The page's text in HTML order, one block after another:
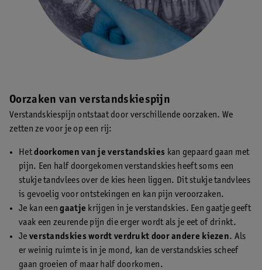
Oorzaken van verstandskiespijn
Verstandskiespijn ontstaat door verschillende oorzaken. We
zetten ze voor je op een rij:
Hetdoorkomen van je verstandskies kan gepaard gaan met
pijn. Een half doorgekomen verstandskies heeft soms een
stukje tandvlees over de kies heen liggen. Dit stukje tandvlees
is gevoelig voor ontstekingen en kan pijn veroorzaken.
Je kan eengaatje krijgen in je verstandskies. Een gaatje geeft
vaak een zeurende pijn die erger wordt als je eet of drinkt.
Je verstandskies wordt verdrukt door andere kiezen. Als
er weinig ruimte is in je mond, kan de verstandskies scheef
gaan groeien of maar half doorkomen.